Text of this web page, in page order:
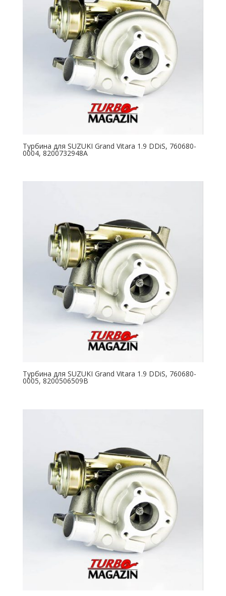
Турбина для SUZUKI Grand Vitara 1.9 DDiS, 760680-
0004, 8200732948A
Турбина для SUZUKI Grand Vitara 1.9 DDiS, 760680-
0005, 8200506509B